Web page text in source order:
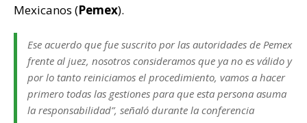
Mexicanos (Pemex).
Ese acuerdo que fue suscrito por las autoridades de Pemex
frente al juez, nosotros consideramos que ya no es válido y
por lo tanto reiniciamos el procedimiento, vamos a hacer
primero todas las gestiones para que esta persona asuma
la responsabilidad”, señaló durante la conferencia